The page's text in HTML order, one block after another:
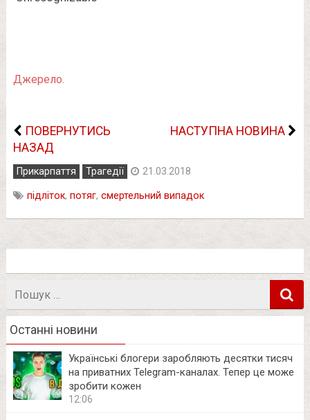
Джерело.
ПОВЕРНУТИСЬ
НАЗАД
НАСТУПНА НОВИНА
Прикарпаття Трагедії 21.03.2018
підліток, потяг, смертельний випадок
Останні новини
Українські блогери заробляють десятки тисяч
на приватних Telegram-каналах. Тепер це може
зробити кожен
12:06